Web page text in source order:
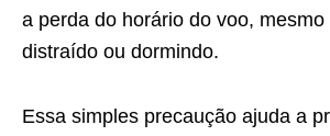
a perda do horário do voo,
distraído ou dormindo.
Essa simples precaução ajuda a